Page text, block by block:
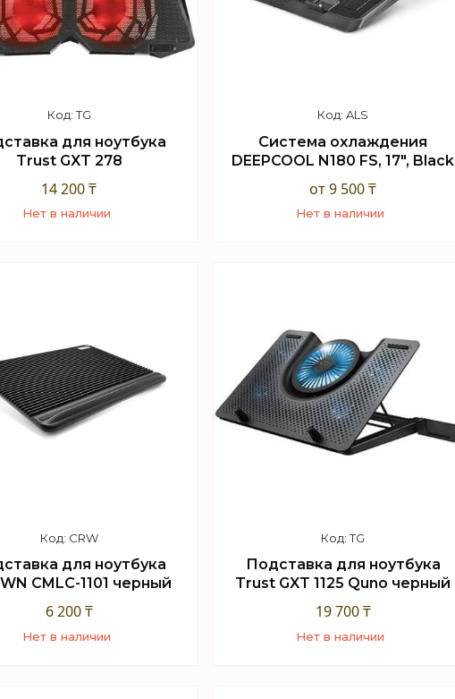
TG
для ноутбука
Trust GXT 278
14 200 ₸
Нет в наличии
ALS
Система охлаждения
DEEPCOOL N180 FS, 17", Black
от 9 500 ₸
Нет в наличии
CRW
для ноутбука
CMLC-1101 черный
6 200 ₸
Нет в наличии
TG
Подставка для ноутбука
Trust GXT 1125 Quno черный
19 700 ₸
Нет в наличии